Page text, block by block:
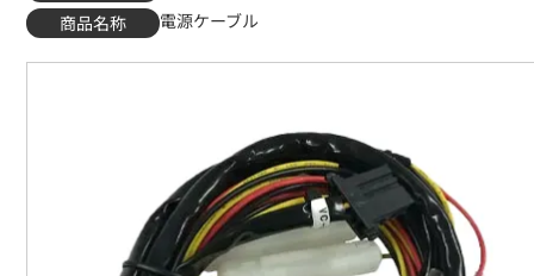
商品名称
電源ケーブル